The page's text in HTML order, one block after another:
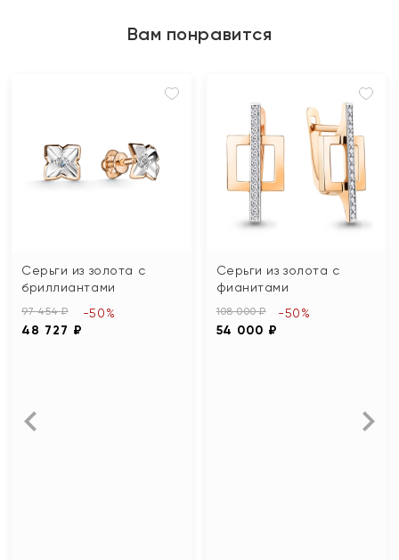
Вам понравится
Серьги из золота с
бриллиантами
97 454 ₽
48 727 ₽
-50%
Серьги из золота с
фианитами
108 000 ₽
54 000 ₽
-50%